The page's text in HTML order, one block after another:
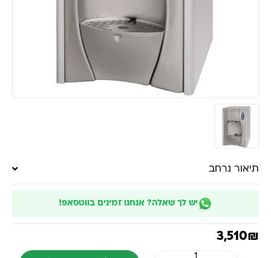
תיאור נרחב
יש לך שאלה? אנחנו זמינים בווטסאפ!
3,510₪